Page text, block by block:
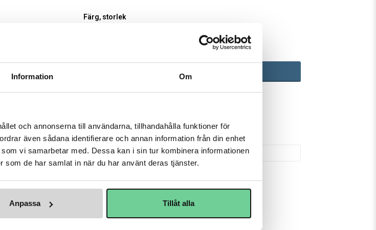
Information Om
och annonserna till användarna, tillhandahålla funktioner för
även sådana identifierare och annan information från din enhet
vi samarbetar med. Dessa kan i sin tur kombinera informationen
som de har samlat in när du har använt deras tjänster.
Anpassa Tillåt alla
Färg, storlek
Frågor? Ring 0477-190 58
Varumärke Bauer